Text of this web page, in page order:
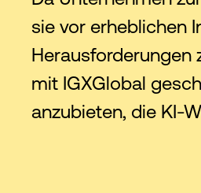
sie vor erheblichen
Herausforderungen
mit IGXGlobal
anzubieten, die KI-